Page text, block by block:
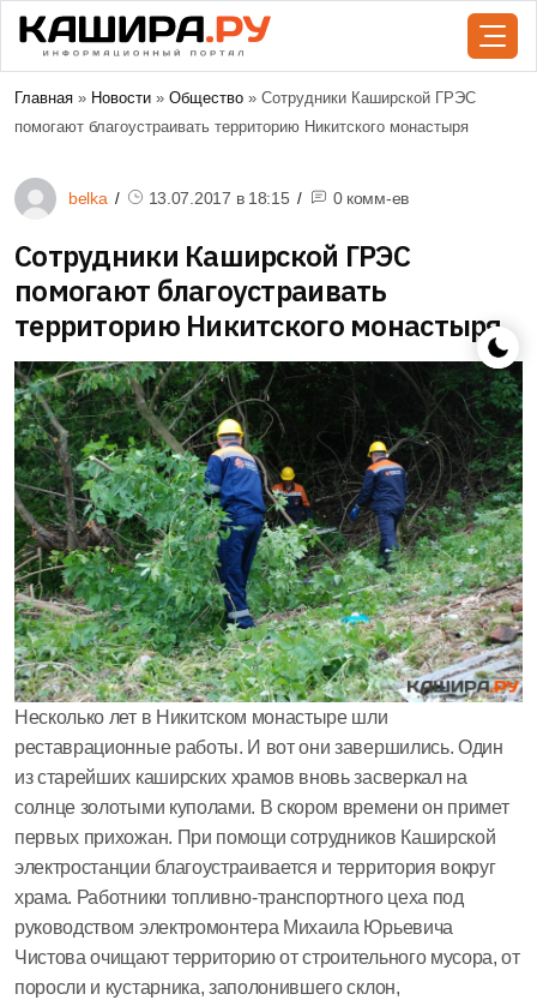
Главная » Новости » Общество » Сотрудники Каширской ГРЭС
помогают благоустраивать территорию Никитского монастыря
belka 13.07.2017 в 18:15 0 комм-ев
Сотрудники Каширской ГРЭС
помогают благоустраивать
территорию Никитского монастыря
Несколько лет в Никитском монастыре шли
реставрационные работы. И вот они завершились. Один
из старейших каширских храмов вновь засверкал на
солнце золотыми куполами. В скором времени он примет
первых прихожан. При помощи сотрудников Каширской
электростанции благоустраивается и территория вокруг
храма. Работники топливно-транспортного цеха под
руководством электромонтера Михаила Юрьевича
Чистова очищают территорию от строительного мусора, от
поросли и кустарника, заполонившего склон,